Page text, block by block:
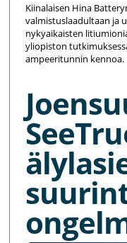
Kiinalaisen Hina
valmistuslaadultaan ja
nykyaikaisten
yliopiston
ampeeritunnin kennoa.